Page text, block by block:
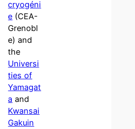
cryogéni
e (CEA-
Grenobl
e) and
the
Universi
ties of
Yamagat
a and
Kwansai
Gakuin